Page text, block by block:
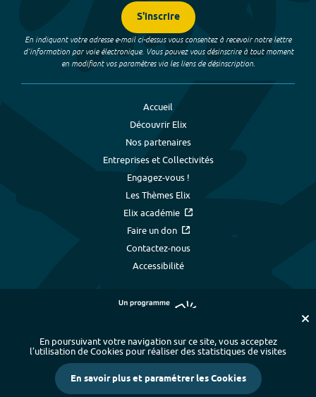
S'inscrire
En indiquant votre adresse e-mail ci-dessus vous consentez à recevoir notre lettre
d’information par voie électronique. Vous pouvez vous désinscrire à tout moment
en modifiant vos paramètres via les liens de désinscription.
Accueil
Découvrir Elix
Nos partenaires
Entreprises et Collectivités
Engagez-vous !
Les Thèmes Elix
Elix académie
Faire un don
Contactez-nous
Accessibilité
Plan du site - Index alphabétique
-
Mentions légales et données personnelles
- Paramétrer les cookies
En poursuivant votre navigation sur ce site, vous acceptez
l’utilisation de Cookies pour réaliser des statistiques de visites
En savoir plus et paramétrer les Cookies